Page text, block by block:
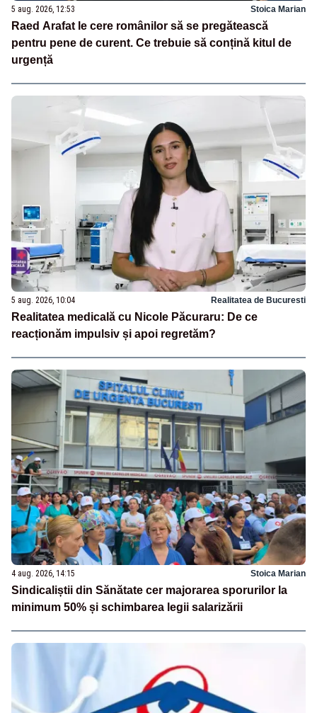
5 aug. 2026, 12:53 Stoica Marian
Raed Arafat le cere românilor să se pregătească
pentru pene de curent. Ce trebuie să conțină kitul de
urgență
5 aug. 2026, 10:04 Realitatea de Bucuresti
Realitatea medicală cu Nicole Păcuraru: De ce
reacționăm impulsiv și apoi regretăm?
4 aug. 2026, 14:15 Stoica Marian
Sindicaliștii din Sănătate cer majorarea sporurilor la
minimum 50% și schimbarea legii salarizării